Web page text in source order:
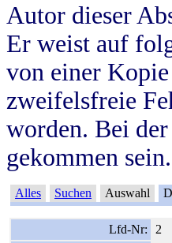
Autor dieser
Er weist auf
von einer
zweifelsfreie
worden. Bei
gekommen
Alles Suchen Auswahl
Lfd-Nr:
2